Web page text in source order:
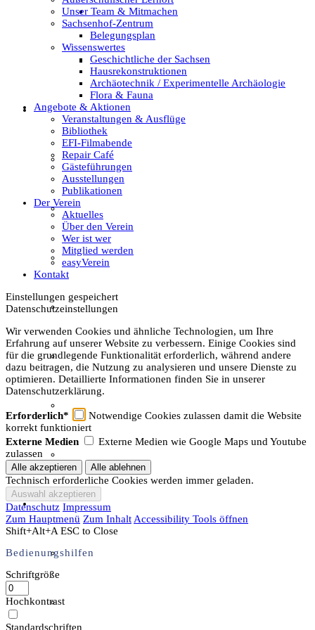
Archäotechnik / Experimentelle Archäologie
Flora & Fauna
Angebote & Aktionen
Veranstaltungen & Ausflüge
Bibliothek
EFI-Filmabende
Repair Café
Gästeführungen
Der Verein
Aktuelles
Über den Verein
Unser Team & Mitmachen
Sachsenhof-Zentrum
Belegungsplan
Wissenswertes
Geschichtliche der Sachsen
Hausrekonstruktionen
Archäotechnik / Experimentelle Archäologie
Flora & Fauna
Angebote & Aktionen
Veranstaltungen & Ausflüge
Bibliothek
EFI-Filmabende
Repair Café
Gästeführungen
Ausstellungen
Publikationen
Der Verein
Aktuelles
Über den Verein
Wer ist wer
Mitglied werden
easyVerein
Kontakt
Einstellungen gespeichert
Datenschutzeinstellungen
Wir verwenden Cookies und ähnliche Technologien, um Ihre
Erfahrung auf unserer Website zu verbessern. Einige Cookies sind
für die grundlegende Funktionalität erforderlich, während andere
dazu beitragen, die Nutzung zu analysieren und unsere Dienste zu
optimieren. Detaillierte Informationen finden Sie in unserer
Datenschutzerklärung.
Erforderlich*
Notwendige Cookies zulassen damit die Website
korrekt funktioniert
Externe Medien
Externe Medien wie Google Maps und Youtube
zulassen
Technisch erforderliche Cookies werden immer geladen.
Datenschutz Impressum
Zum Hauptmenü Zum Inhalt Accessibility Tools öffnen
Shift+Alt+A ESC to Close
Bedienungshilfen
Schriftgröße
Hochkontrast
Standardschriften